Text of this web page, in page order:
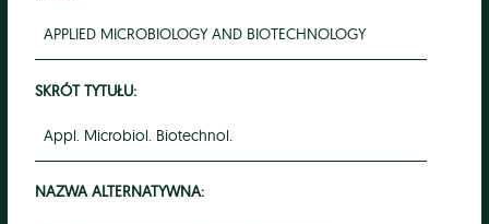
APPLIED MICROBIOLOGY AND BIOTECHNOLOGY
SKRÓT TYTUŁU:
Appl. Microbiol. Biotechnol.
NAZWA ALTERNATYWNA: